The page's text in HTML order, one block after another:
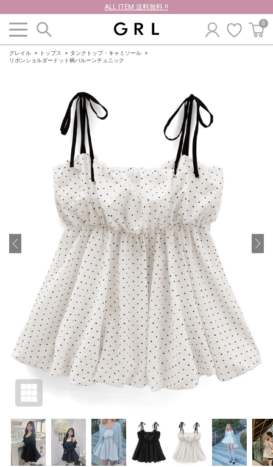
ALL ITEM 送料無料 !!
0
グレイル トップス
タンクトップ・キャミソール
リボンショルダードット柄バルーンチュニック